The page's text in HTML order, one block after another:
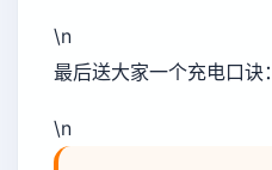
\n
最后送大家一个充电口诀：
\n